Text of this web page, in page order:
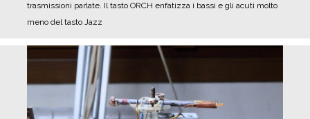
trasmissioni parlate. Il tasto ORCH enfatizza i bassi e gli acuti molto
meno del tasto Jazz